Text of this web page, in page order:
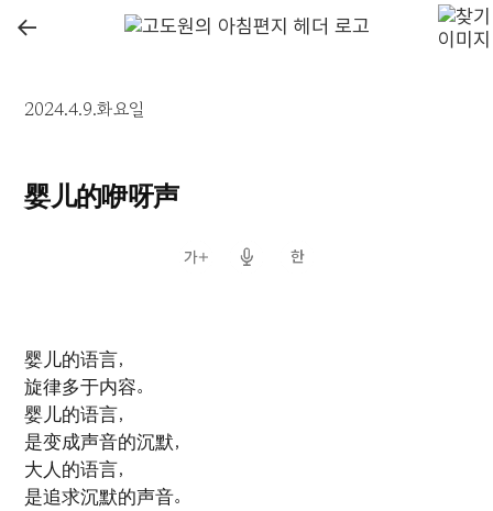
←
2024.4.9.화요일
婴儿的咿呀声
婴儿的语言，
旋律多于内容。
婴儿的语言，
是变成声音的沉默，
大人的语言，
是追求沉默的声音。